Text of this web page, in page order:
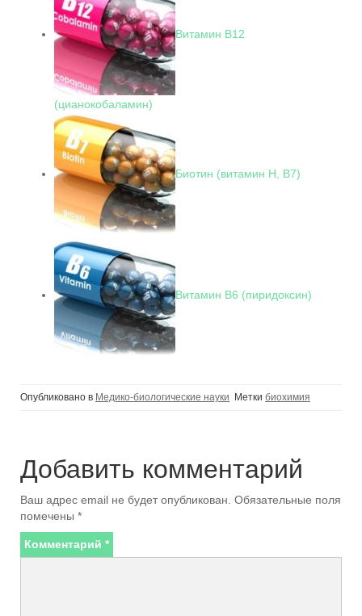
Витамин В12
(цианокобаламин)
Биотин (витамин Н, В7)
Витамин В6 (пиридоксин)
Опубликовано в Медико-биологические науки Метки биохимия
Добавить комментарий
Ваш адрес email не будет опубликован. Обязательные поля
помечены *
Комментарий *